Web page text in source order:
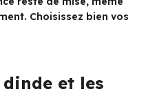
Choisissez bien vos
dinde et les